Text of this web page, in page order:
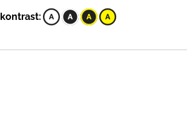
kontrast: